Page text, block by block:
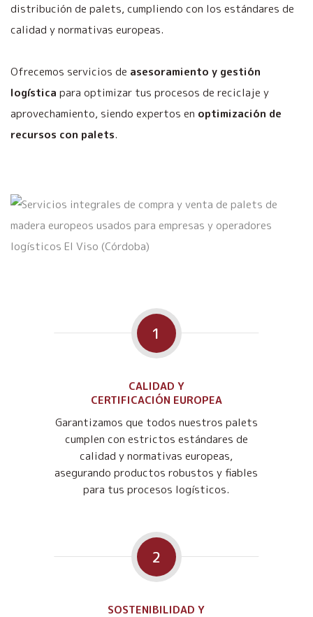
distribución de palets, cumpliendo con los estándares de
calidad y normativas europeas.
Ofrecemos servicios de asesoramiento y gestión
logística para optimizar tus procesos de reciclaje y
aprovechamiento, siendo expertos en optimización de
recursos con palets.
1
CALIDAD Y
CERTIFICACIÓN EUROPEA
Garantizamos que todos nuestros palets
cumplen con estrictos estándares de
calidad y normativas europeas,
asegurando productos robustos y fiables
para tus procesos logísticos.
2
SOSTENIBILIDAD Y